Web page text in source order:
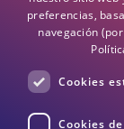
Preguntas
DEA / DESA
preferencias,
navegación
Cookies
Cookies